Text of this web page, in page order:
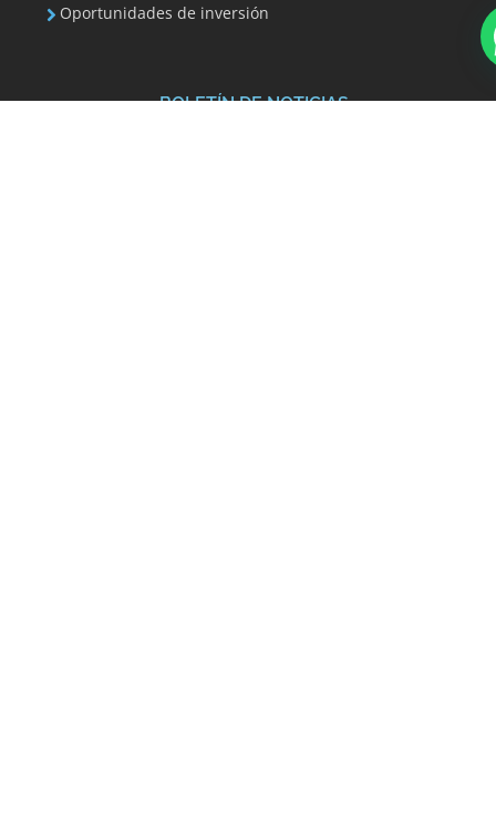
Oportunidades de inversión
BOLETÍN DE NOTICIAS